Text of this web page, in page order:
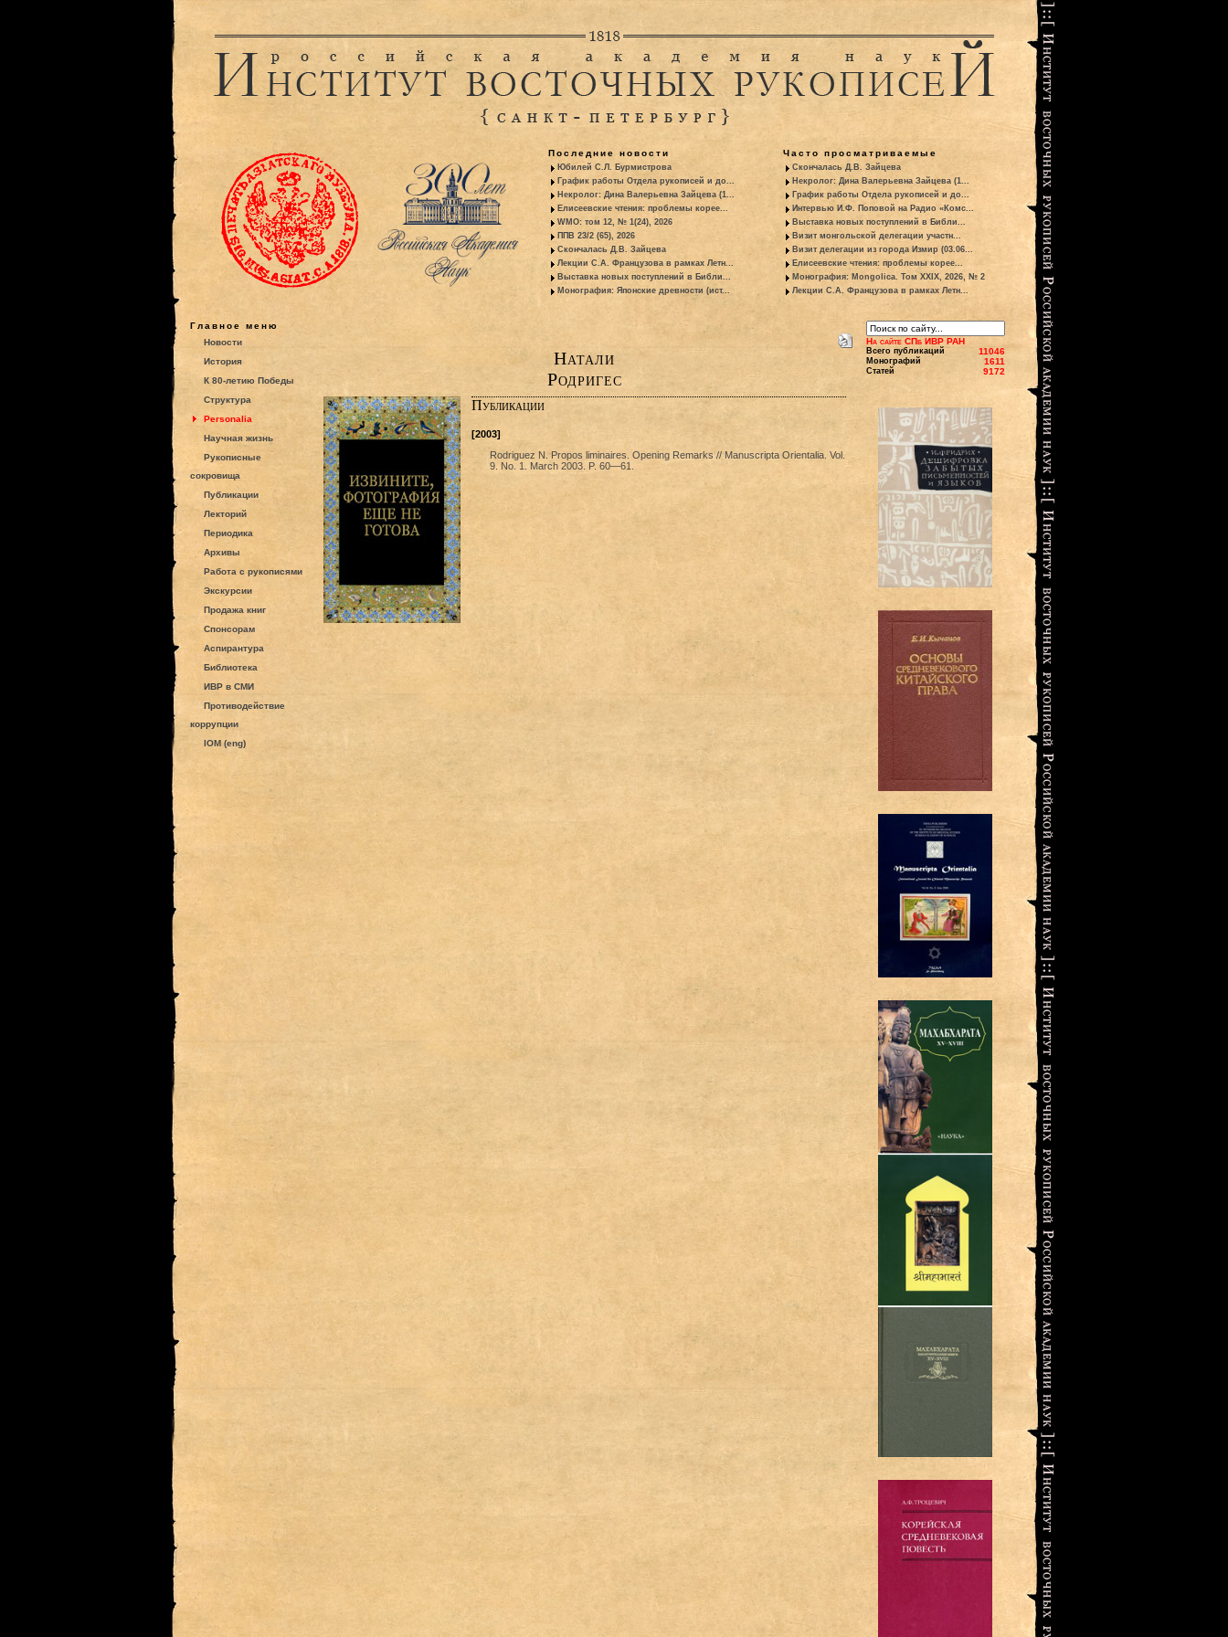
Последние новости
Юбилей С.Л. Бурмистрова
График работы Отдела рукописей и до...
Некролог: Дина Валерьевна Зайцева (1...
Елисеевские чтения: проблемы корее...
WMO: том 12, № 1(24), 2026
ППВ 23/2 (65), 2026
Скончалась Д.В. Зайцева
Лекции С.А. Французова в рамках Летн...
Выставка новых поступлений в Библи...
Монография: Японские древности (ист...
Часто просматриваемые
Скончалась Д.В. Зайцева
Некролог: Дина Валерьевна Зайцева (1...
График работы Отдела рукописей и до...
Интервью И.Ф. Поповой на Радио «Комс...
Выставка новых поступлений в Библи...
Визит монгольской делегации участн...
Визит делегации из города Измир (03.06...
Елисеевские чтения: проблемы корее...
Монография: Mongolica. Том XXIX, 2026, № 2
Лекции С.А. Французова в рамках Летн...
Главное меню
Новости
История
К 80-летию Победы
Структура
Personalia
Научная жизнь
Рукописные
сокровища
Публикации
Лекторий
Периодика
Архивы
Работа с рукописями
Экскурсии
Продажа книг
Спонсорам
Аспирантура
Библиотека
ИВР в СМИ
Противодействие
коррупции
IOM (eng)
Натали
Родригес
Публикации
[2003]
Rodriguez N. Propos liminaires. Opening Remarks // Manuscripta Orientalia. Vol.
9. No. 1. March 2003. P. 60—61.
На сайте СПб ИВР РАН
Всего публикаций 11046
Монографий 1611
Статей 9172